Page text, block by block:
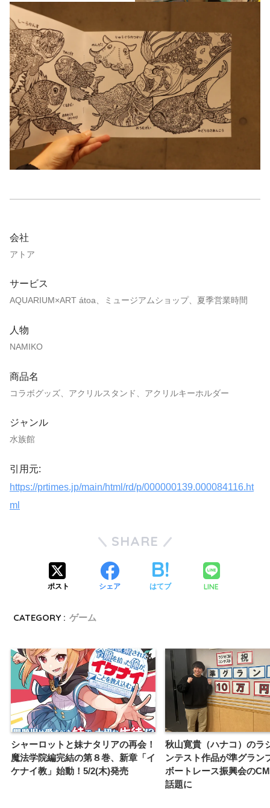
会社
アトア
サービス
AQUARIUM×ART átoa、ミュージアムショップ、夏季営業時間
人物
NAMIKO
商品名
コラボグッズ、アクリルスタンド、アクリルキーホルダー
ジャンル
水族館
引用元:
https://prtimes.jp/main/html/rd/p/000000139.000084116.ht
ml
SHARE
ポスト シェア はてブ LINE
CATEGORY : ゲーム
シャーロットと妹ナタリアの再会！
魔法学院編完結の第８巻、新章「イ
ケナイ教」始動！5/2(木)発売
秋山寛貴（ハナコ）のラ
ンテスト作品が準グラン
ボートレース振興会の
話題に